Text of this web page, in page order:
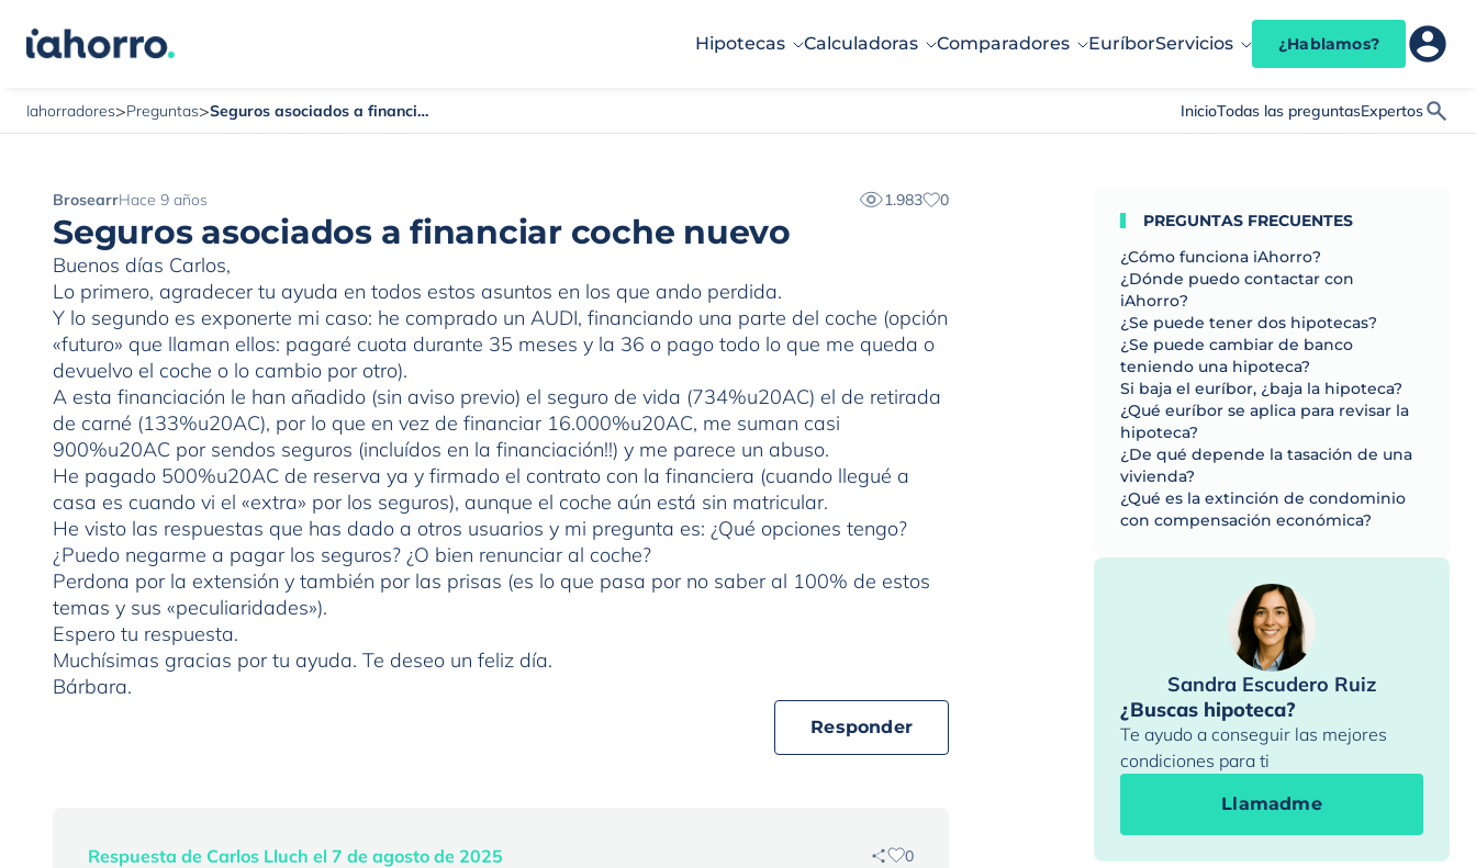
Hipotecas Calculadoras Comparadores EuríborServicios ¿Hablamos?
Iahorradores>Preguntas> Seguros asociados a financiar coche nuevo InicioTodas las preguntasExpertos
BrosearrHace 9 años 1.983 0
Seguros asociados a financiar coche nuevo
Buenos días Carlos,
Lo primero, agradecer tu ayuda en todos estos asuntos en los que ando perdida.
Y lo segundo es exponerte mi caso: he comprado un AUDI, financiando una parte del coche (opción
«futuro» que llaman ellos: pagaré cuota durante 35 meses y la 36 o pago todo lo que me queda o
devuelvo el coche o lo cambio por otro).
A esta financiación le han añadido (sin aviso previo) el seguro de vida (734%u20AC) el de retirada
de carné (133%u20AC), por lo que en vez de financiar 16.000%u20AC, me suman casi
900%u20AC por sendos seguros (incluídos en la financiación!!) y me parece un abuso.
He pagado 500%u20AC de reserva ya y firmado el contrato con la financiera (cuando llegué a
casa es cuando vi el «extra» por los seguros), aunque el coche aún está sin matricular.
He visto las respuestas que has dado a otros usuarios y mi pregunta es: ¿Qué opciones tengo?
¿Puedo negarme a pagar los seguros? ¿O bien renunciar al coche?
Perdona por la extensión y también por las prisas (es lo que pasa por no saber al 100% de estos
temas y sus «peculiaridades»).
Espero tu respuesta.
Muchísimas gracias por tu ayuda. Te deseo un feliz día.
Bárbara.
Responder
Respuesta de Carlos Lluch el 7 de agosto de 2025 0
PREGUNTAS FRECUENTES
¿Cómo funciona iAhorro?
¿Dónde puedo contactar con
iAhorro?
¿Se puede tener dos hipotecas?
¿Se puede cambiar de banco
teniendo una hipoteca?
Si baja el euríbor, ¿baja la hipoteca?
¿Qué euríbor se aplica para revisar la
hipoteca?
¿De qué depende la tasación de una
vivienda?
¿Qué es la extinción de condominio
con compensación económica?
Sandra Escudero Ruiz
¿Buscas hipoteca?
Te ayudo a conseguir las mejores
condiciones para ti
Llamadme